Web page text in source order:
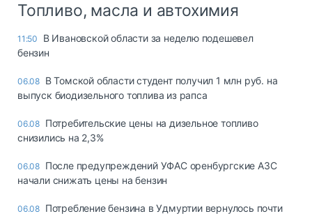
Топливо, масла и автохимия
11:50
В Ивановской области за неделю подешевел
бензин
06.08 В Томской области студент получил 1 млн руб. на
выпуск биодизельного топлива из рапса
06.08 Потребительские цены на дизельное топливо
снизились на 2,3%
06.08 После предупреждений УФАС оренбургские АЗС
начали снижать цены на бензин
06.08 Потребление бензина в Удмуртии вернулось почти